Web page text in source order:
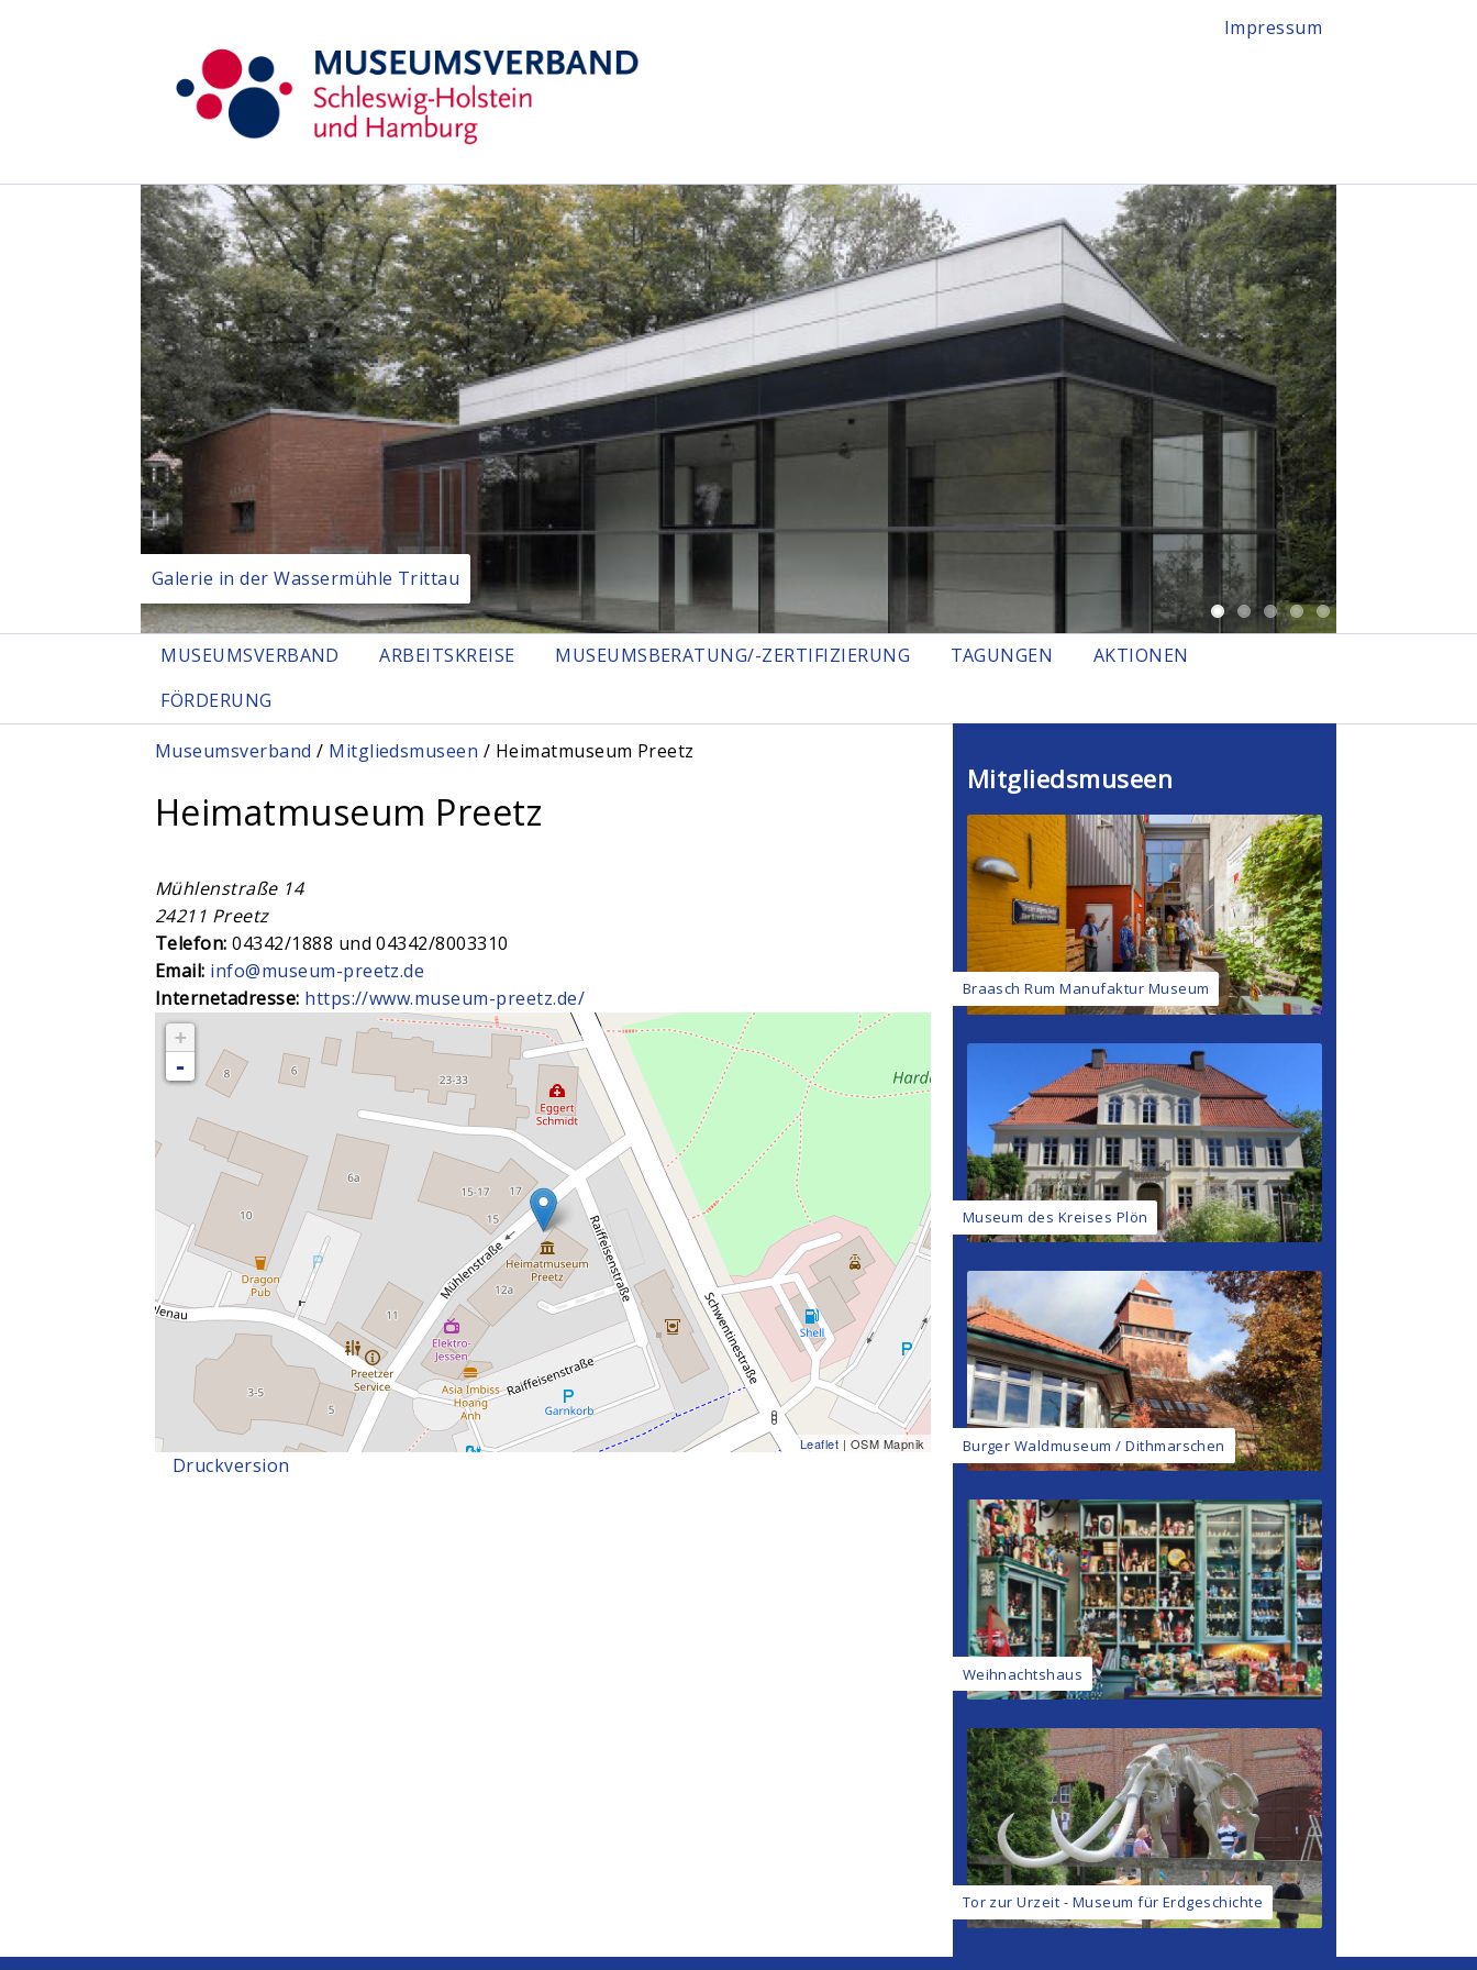
Impressum
Galerie in der Wassermühle Trittau
MUSEUMSVERBAND ARBEITSKREISE MUSEUMSBERATUNG/-ZERTIFIZIERUNG TAGUNGEN
AKTIONEN
FÖRDERUNG
Sie sind hier
Museumsverband / Mitgliedsmuseen / Heimatmuseum Preetz
Heimatmuseum Preetz
Mühlenstraße 14
24211 Preetz
Telefon:04342/1888 und 04342/8003310
Email: info@museum-preetz.de
Internetadresse: https://www.museum-preetz.de/
+
-
Leaflet | OSM Mapnik
Druckversion
Mitgliedsmuseen
Braasch Rum Manufaktur Museum
Museum des Kreises Plön
Burger Waldmuseum / Dithmarschen
Weihnachtshaus
Tor zur Urzeit - Museum für Erdgeschichte